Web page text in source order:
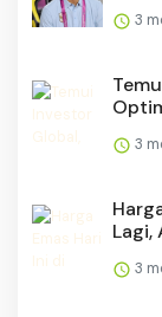
3
3
Lagi,
3